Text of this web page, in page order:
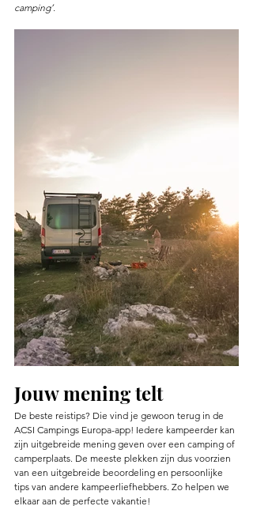
camping’.
Jouw mening telt
De beste reistips? Die vind je gewoon terug in de
ACSI Campings Europa-app! Iedere kampeerder kan
zijn uitgebreide mening geven over een camping of
camperplaats. De meeste plekken zijn dus voorzien
van een uitgebreide beoordeling en persoonlijke
tips van andere kampeerliefhebbers. Zo helpen we
elkaar aan de perfecte vakantie!